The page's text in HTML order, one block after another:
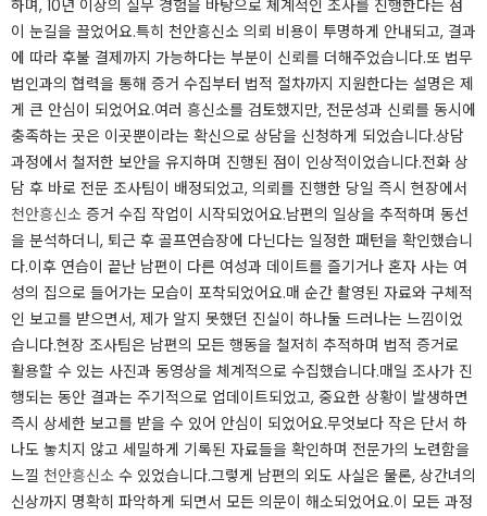
하며, 10년 이상의 실무 경험을 바탕으로 체계적인 조사를 진행한다는 점
이 눈길을 끌었어요.특히 천안흥신소 의뢰 비용이 투명하게 안내되고, 결과
에 따라 후불 결제까지 가능하다는 부분이 신뢰를 더해주었습니다.또 법무
법인과의 협력을 통해 증거 수집부터 법적 절차까지 지원한다는 설명은 제
게 큰 안심이 되었어요.여러 흥신소를 검토했지만, 전문성과 신뢰를 동시에
충족하는 곳은 이곳뿐이라는 확신으로 상담을 신청하게 되었습니다.상담
과정에서 철저한 보안을 유지하며 진행된 점이 인상적이었습니다.전화 상
담 후 바로 전문 조사팀이 배정되었고, 의뢰를 진행한 당일 즉시 현장에서
천안흥신소 증거 수집 작업이 시작되었어요.남편의 일상을 추적하며 동선
을 분석하더니, 퇴근 후 골프연습장에 다닌다는 일정한 패턴을 확인했습니
다.이후 연습이 끝난 남편이 다른 여성과 데이트를 즐기거나 혼자 사는 여
성의 집으로 들어가는 모습이 포착되었어요.매 순간 촬영된 자료와 구체적
인 보고를 받으면서, 제가 알지 못했던 진실이 하나둘 드러나는 느낌이었
습니다.현장 조사팀은 남편의 모든 행동을 철저히 추적하며 법적 증거로
활용할 수 있는 사진과 동영상을 체계적으로 수집했습니다.매일 조사가 진
행되는 동안 결과는 주기적으로 업데이트되었고, 중요한 상황이 발생하면
즉시 상세한 보고를 받을 수 있어 안심이 되었어요.무엇보다 작은 단서 하
나도 놓치지 않고 세밀하게 기록된 자료들을 확인하며 전문가의 노련함을
느낄 천안흥신소 수 있었습니다.그렇게 남편의 외도 사실은 물론, 상간녀의
신상까지 명확히 파악하게 되면서 모든 의문이 해소되었어요.이 모든 과정